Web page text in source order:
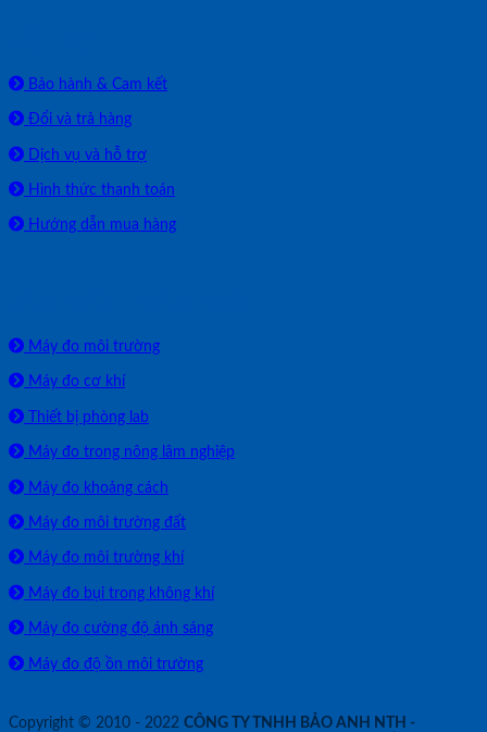
Bảo hành & Cam kết
Đổi và trả hàng
Dịch vụ và hỗ trợ
Hình thức thanh toán
Hướng dẫn mua hàng
Máy đo môi trường
Máy đo cơ khí
Thiết bị phòng lab
Máy đo trong nông lâm nghiệp
Máy đo khoảng cách
Máy đo môi trường đất
Máy đo môi trường khí
Máy đo bụi trong không khí
Máy đo cường độ ánh sáng
Máy đo độ ồn môi trường
Copyright © 2010 - 2022 CÔNG TY TNHH BẢO ANH NTH -